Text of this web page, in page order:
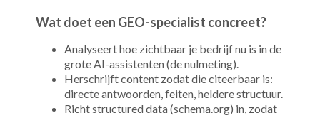
Wat doet een GEO-specialist concreet?
Analyseert hoe zichtbaar je bedrijf nu is in de
grote AI-assistenten (de nulmeting).
Herschrijft content zodat die citeerbaar is:
directe antwoorden, feiten, heldere structuur.
Richt structured data (schema.org) in, zodat